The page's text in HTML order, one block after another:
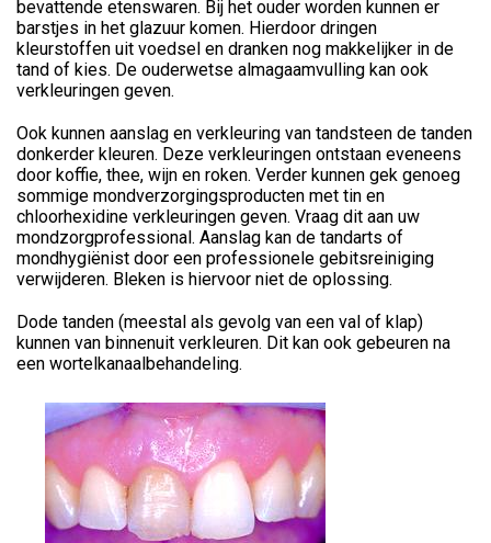
bevattende etenswaren. Bij het ouder worden kunnen er
barstjes in het glazuur komen. Hierdoor dringen
kleurstoffen uit voedsel en dranken nog makkelijker in de
tand of kies. De ouderwetse almagaamvulling kan ook
verkleuringen geven.
Ook kunnen aanslag en verkleuring van tandsteen de tanden
donkerder kleuren. Deze verkleuringen ontstaan eveneens
door koffie, thee, wijn en roken. Verder kunnen gek genoeg
sommige mondverzorgingsproducten met tin en
chloorhexidine verkleuringen geven. Vraag dit aan uw
mondzorgprofessional. Aanslag kan de tandarts of
mondhygiënist door een professionele gebitsreiniging
verwijderen. Bleken is hiervoor niet de oplossing.
Dode tanden (meestal als gevolg van een val of klap)
kunnen van binnenuit verkleuren. Dit kan ook gebeuren na
een wortelkanaalbehandeling.